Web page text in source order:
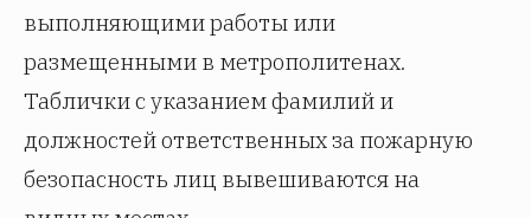
выполняющими работы или
размещенными в метрополитенах.
Таблички с указанием фамилий и
должностей ответственных за пожарную
безопасность лиц вывешиваются на